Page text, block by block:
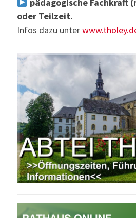
pädagogische Fachkraft
oder Teilzeit.
Infos dazu unter